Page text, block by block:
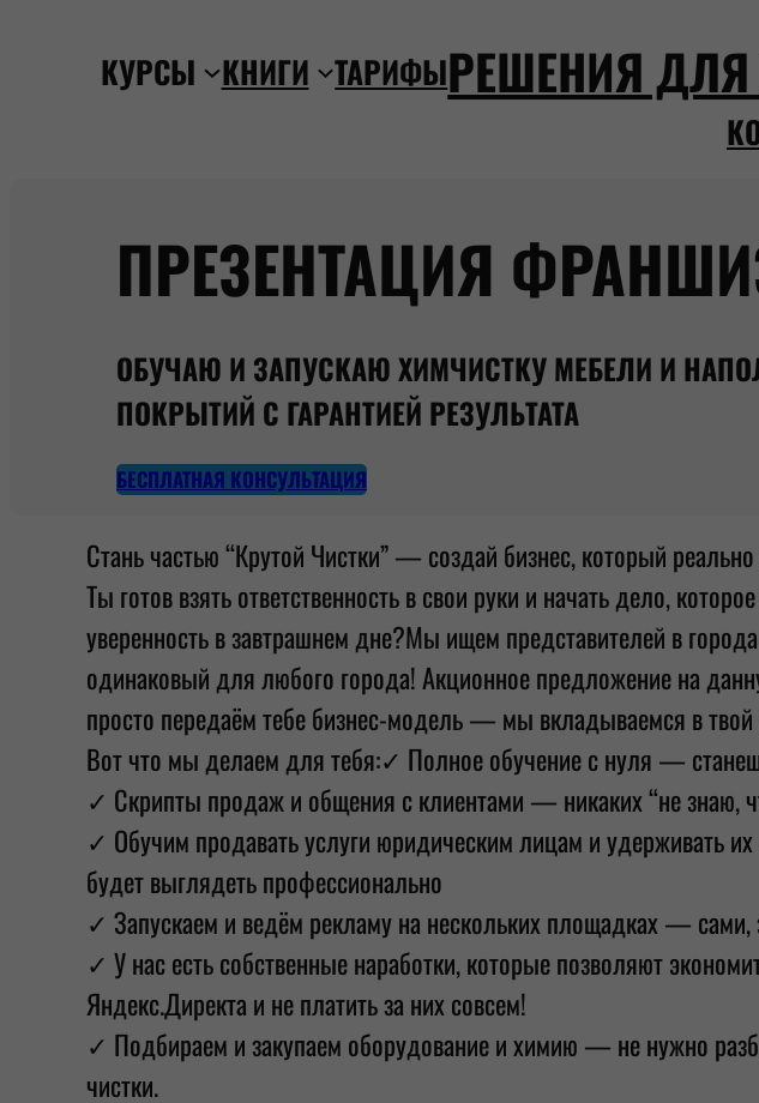
содержимомуКУРСЫ КНИГИ ТАРИФЫРЕШЕНИЯ ДЛЯ
ПРЕЗЕНТАЦИЯ
ОБУЧАЮ И ЗАПУСКАЮ ХИМЧИСТКУ МЕБЕЛИ И
ПОКРЫТИЙ С ГАРАНТИЕЙ РЕЗУЛЬТАТА
БЕСПЛАТНАЯ КОНСУЛЬТАЦИЯ
Стань частью “Крутой Чистки” — создай бизнес, который
Ты готов взять ответственность в свои руки и начать дело,
уверенность в завтрашнем дне?Мы ищем представителей в
одинаковый для любого города! Акционное предложение на
просто передаём тебе бизнес-модель — мы вкладываемся в
Вот что мы делаем для тебя:✓ Полное обучение с нуля —
✓ Скрипты продаж и общения с клиентами — никаких “не знаю,
✓ Обучим продавать услуги юридическим лицам и удерживать
будет выглядеть профессионально
✓ Запускаем и ведём рекламу на нескольких площадках — сами,
✓ У нас есть собственные наработки, которые позволяют
Яндекс.Директа и не платить за них совсем!
✓ Подбираем и закупаем оборудование и химию — не нужно
чистки.